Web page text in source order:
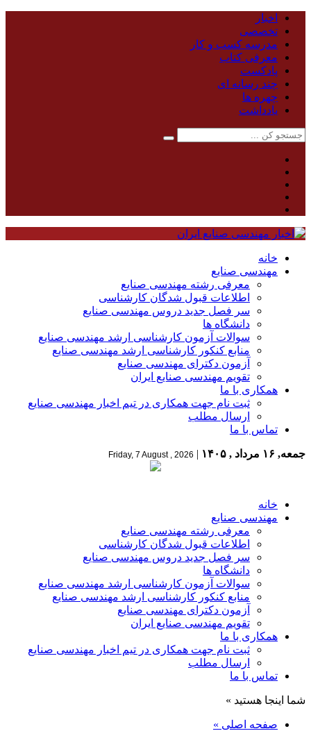
اخبار
تخصصی
مدرسه کسب و کار
معرفی کتاب
پادکست
چند رسانه ای
چهره ها
یادداشت
خانه
مهندسی صنایع
معرفی رشته مهندسی صنایع
اطلاعات قبول شدگان کارشناسی
سر فصل جدید دروس مهندسی صنایع
دانشگاه ها
سوالات آزمون کارشناسی ارشد مهندسی صنایع
منابع کنکور کارشناسی ارشد مهندسی صنایع
آزمون دکترای مهندسی صنایع
تقویم مهندسی صنایع ایران
همکاری با ما
ثبت نام جهت همکاری در تیم اخبار مهندسی صنایع
ارسال مطلب
تماس با ما
جمعه, ۱۶ مرداد , ۱۴۰۵ |
Friday, 7 August , 2026
خانه
مهندسی صنایع
معرفی رشته مهندسی صنایع
اطلاعات قبول شدگان کارشناسی
سر فصل جدید دروس مهندسی صنایع
دانشگاه ها
سوالات آزمون کارشناسی ارشد مهندسی صنایع
منابع کنکور کارشناسی ارشد مهندسی صنایع
آزمون دکترای مهندسی صنایع
تقویم مهندسی صنایع ایران
همکاری با ما
ثبت نام جهت همکاری در تیم اخبار مهندسی صنایع
ارسال مطلب
تماس با ما
شما اینجا هستید »
صفحه اصلی »